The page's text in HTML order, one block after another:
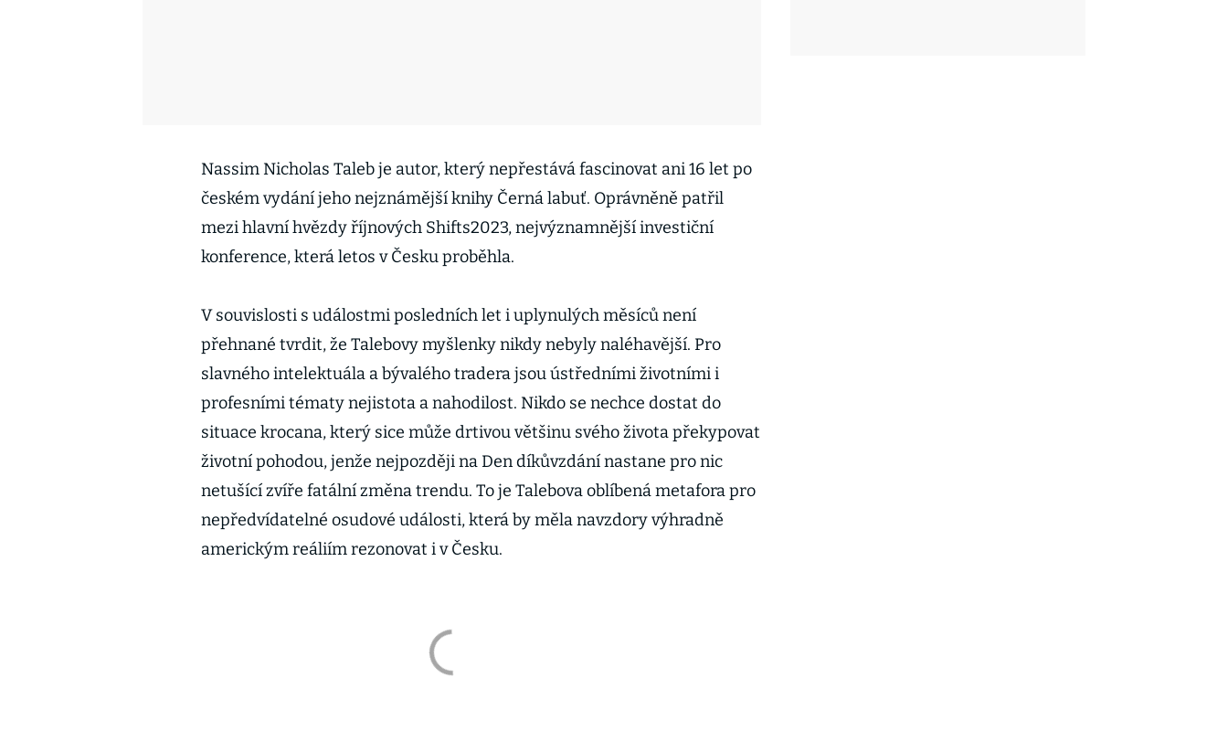
Nassim Nicholas Taleb je autor, který nepřestává fascinovat ani 16 let po
českém vydání jeho nejznámější knihy Černá labuť. Oprávněně patřil
mezi hlavní hvězdy říjnových Shifts2023, nejvýznamnější investiční
konference, která letos v Česku proběhla.
V souvislosti s událostmi posledních let i uplynulých měsíců není
přehnané tvrdit, že Talebovy myšlenky nikdy nebyly naléhavější. Pro
slavného intelektuála a bývalého tradera jsou ústředními životními i
profesními tématy nejistota a nahodilost. Nikdo se nechce dostat do
situace krocana, který sice může drtivou většinu svého života překypovat
životní pohodou, jenže nejpozději na Den díkůvzdání nastane pro nic
netušící zvíře fatální změna trendu. To je Talebova oblíbená metafora pro
nepředvídatelné osudové události, která by měla navzdory výhradně
americkým reáliím rezonovat i v Česku.